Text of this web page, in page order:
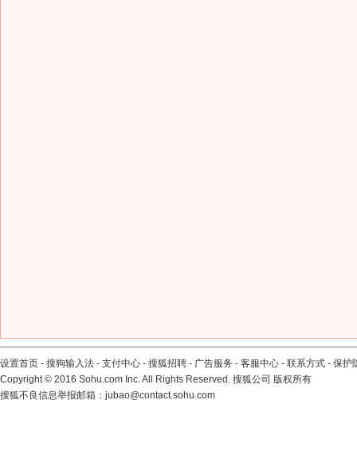
设置首页 - 搜狗输入法 - 支付中心 - 搜狐招聘 - 广告服务 - 客服中心 - 联系方式 - 保护
Copyright© 2016 Sohu.com Inc. All Rights Reserved. 搜狐公司 版权所有
搜狐不良信息举报邮箱： jubao@contact.sohu.com